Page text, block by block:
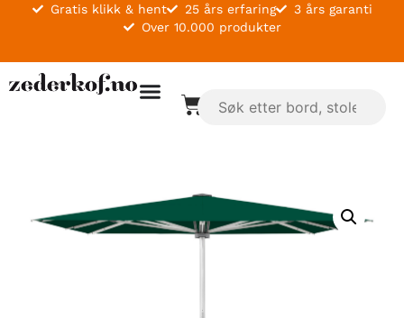
Gratis klikk & hent 25 års erfaring
3 års garanti
Over 10.000 produkter